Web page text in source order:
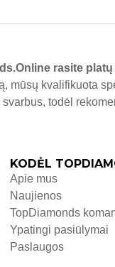
rasite
mūsų kvalifikuota
todėl
KODĖL
Apie mus
Naujienos
TopDiamonds
Ypatingi pasiūlymai
Paslaugos